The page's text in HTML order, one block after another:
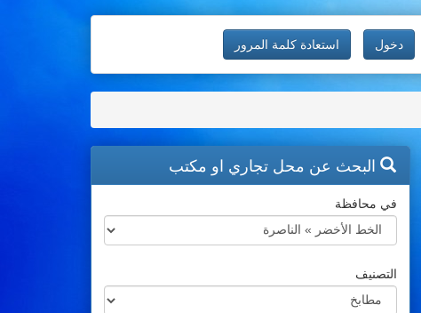
دخول استعادة كلمة المرور
البحث عن محل تجاري او مكتب
في محافظة
التصنيف